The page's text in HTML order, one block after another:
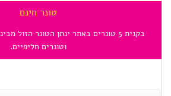
טונר חינם
בקנית 5 טונרים באתר ינתן הטונר הזול
וטונרים חליפיים.